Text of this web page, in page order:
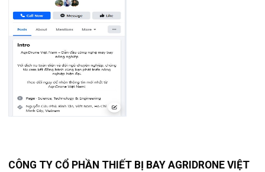
CÔNG TY CỔ PHẦN THIẾT BỊ BAY AGRIDRONE VIỆT